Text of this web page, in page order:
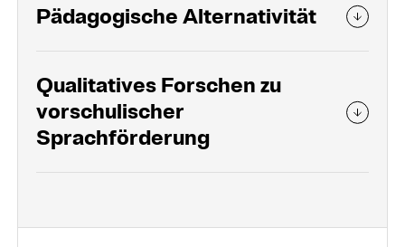
Pädagogische Alternativität
Qualitatives Forschen zu
vorschulischer
Sprachförderung